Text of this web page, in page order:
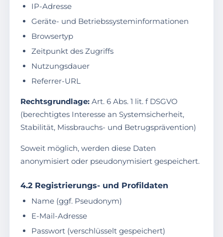
IP-Adresse
Geräte- und Betriebssysteminformationen
Browsertyp
Zeitpunkt des Zugriffs
Nutzungsdauer
Referrer-URL
Rechtsgrundlage: Art. 6 Abs. 1 lit. f DSGVO
(berechtigtes Interesse an Systemsicherheit,
Stabilität, Missbrauchs- und Betrugsprävention)
Soweit möglich, werden diese Daten
anonymisiert oder pseudonymisiert gespeichert.
4.2 Registrierungs- und Profildaten
Name (ggf. Pseudonym)
E-Mail-Adresse
Passwort (verschlüsselt gespeichert)